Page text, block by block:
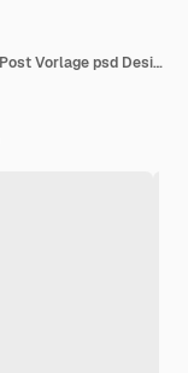
SUPER SALE soziale Medien Instagram Post Vorlage psd Design